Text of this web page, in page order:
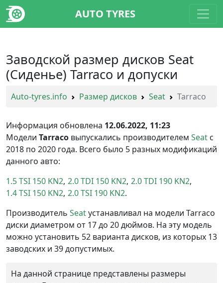
AUTO TYRES
Заводской размер дисков Seat
(Сиденье) Tarraco и допуски
Auto-tyres.info Размер дисков Seat Tarraco
Информация обновлена 12.06.2022, 11:23
Модели Tarraco выпускались производителем Seat с
2018 по 2020 года. Всего было 5 разных модификаций
данного авто:
1.5 TSI 150 KN2 2.0 TDI 150 KN2 2.0 TDI 190 KN2
1.4 TSI 150 KN2 2.0 TSI 190 KN2
Производитель Seatустанавливал на модели Tarraco
диски диаметром от 17 до 20 дюймов. На эту модель
можно установить 52 варианта дисков, из которых 13
заводских и 39 допустимых.
На данной странице представлены размеры